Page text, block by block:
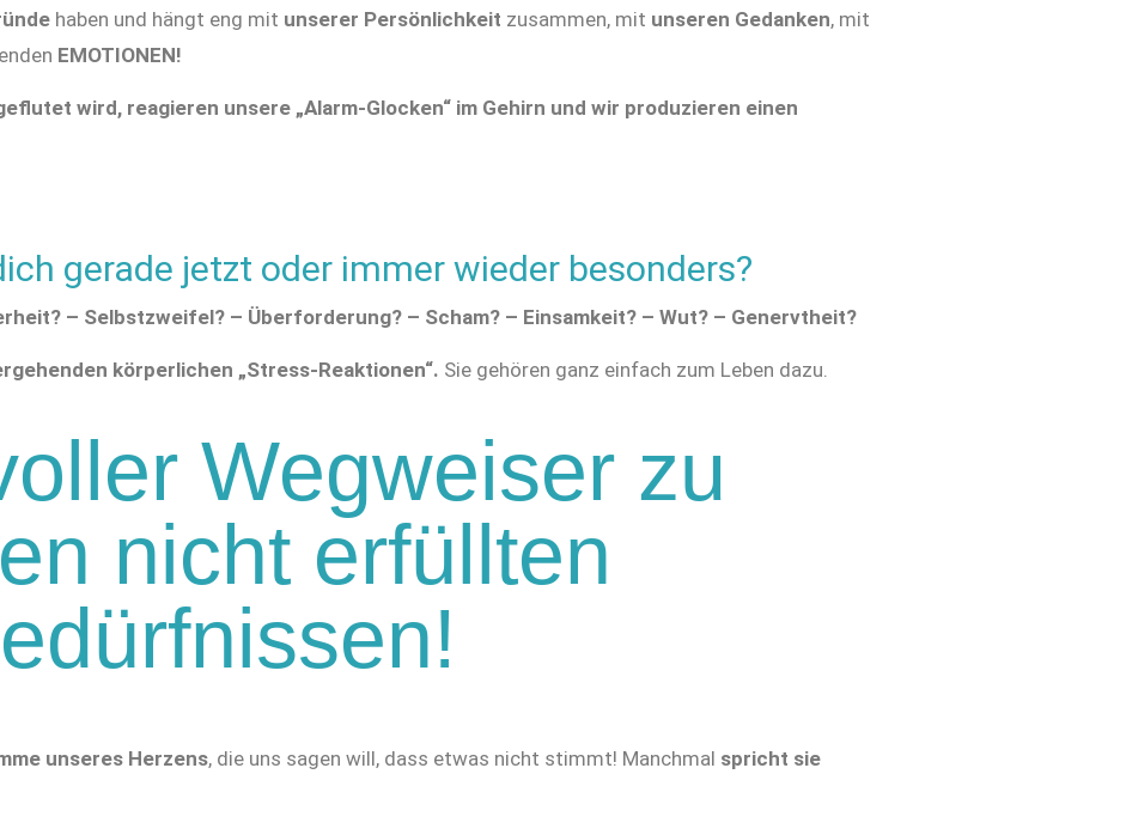
haben und hängt eng mit unserer Persönlichkeit zusammen, mit unseren Gedanken, mit
EMOTIONEN!
wird, reagieren unsere „Alarm-Glocken“ im Gehirn und wir produzieren einen
gerade jetzt oder immer wieder besonders?
– Selbstzweifel? – Überforderung? – Scham? – Einsamkeit? – Wut? – Genervtheit?
körperlichen „Stress-Reaktionen“. Sie gehören ganz einfach zum Leben dazu.
Wegweiser zu
nicht erfüllten
unseres Herzens, die uns sagen will, dass etwas nicht stimmt! Manchmal spricht sie